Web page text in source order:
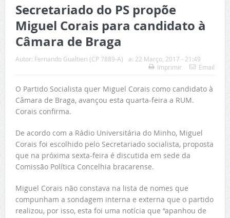
Secretariado do PS propõe
Miguel Corais para candidato à
Câmara de Braga
Autor: Fernando Gualtieri (CP 7889-A) a: 22 Março, 2017 - 21:49
Imprimir
Email
O Partido Socialista quer Miguel Corais como candidato à
Câmara de Braga, avançou esta quarta-feira a RUM.
Corais confirma.
De acordo com a Rádio Universitária do Minho, Miguel
Corais foi escolhido pelo Secretariado socialista, proposta
que na próxima sexta-feira é discutida em sede da
Comissão Política Concelhia bracarense.
Miguel Corais não constava na lista de nomes que
compunham a sondagem interna e externa que o partido
realizou, por isso, esta foi uma notícia que “apanhou de